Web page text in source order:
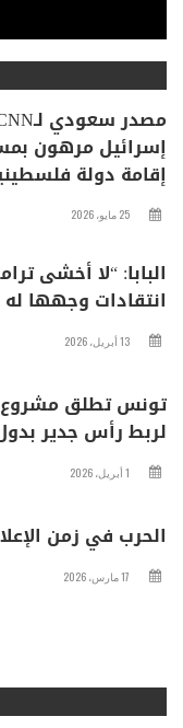
إسرائيل مرهون
إقامة دولة
25 مايو، 2026
البابا: “لا أخشى
انتقادات وجهها
13 أبريل، 2026
تونس تطلق مشروع
لربط رأس جدير
1 أبريل، 2026
الحرب في زمن
17 مارس، 2026